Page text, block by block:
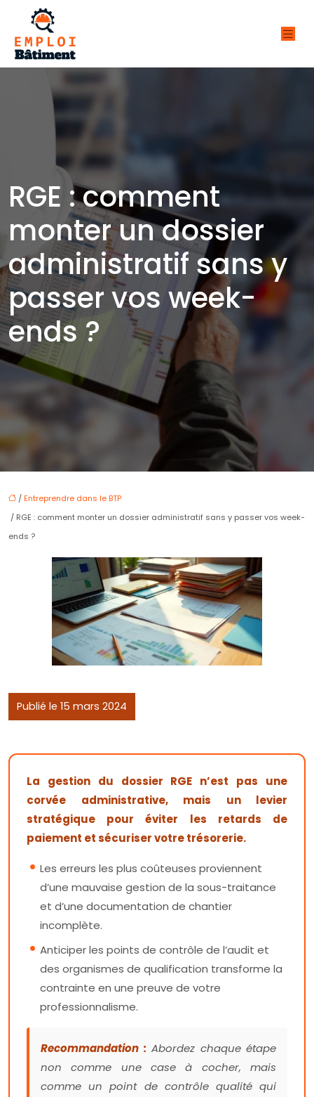
RGE : comment
monter un dossier
administratif sans y
passer vos week-
ends ?
/ Entreprendre dans le BTP
/ RGE : comment monter un dossier administratif sans y passer vos week-
ends ?
Publié le 15 mars 2024
La gestion du dossier RGE n’est pas une
corvée administrative, mais un levier
stratégique pour éviter les retards de
paiement et sécuriser votre trésorerie.
Les erreurs les plus coûteuses proviennent
d’une mauvaise gestion de la sous-traitance
et d’une documentation de chantier
incomplète.
Anticiper les points de contrôle de l’audit et
des organismes de qualification transforme la
contrainte en une preuve de votre
professionnalisme.
Recommandation : Abordez chaque étape
non comme une case à cocher, mais
comme un point de contrôle qualité qui